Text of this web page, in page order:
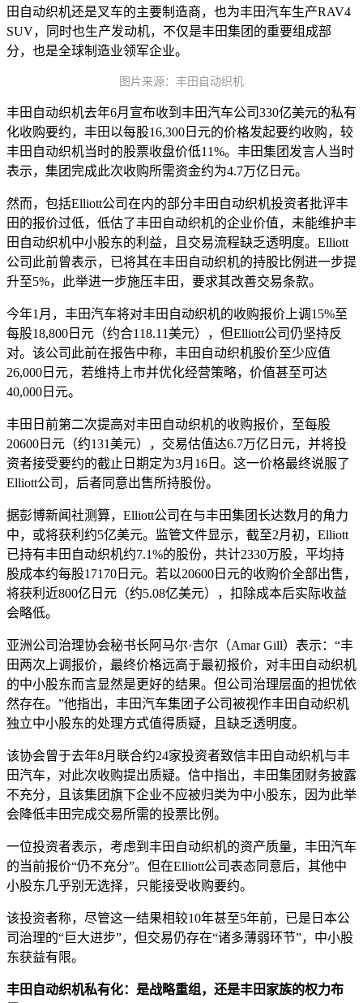
田自动织机还是叉车的主要制造商，也为丰田汽车生产RAV4
SUV，同时也生产发动机，不仅是丰田集团的重要组成部
分，也是全球制造业领军企业。
图片来源：丰田自动织机
丰田自动织机去年6月宣布收到丰田汽车公司330亿美元的私有
化收购要约，丰田以每股16,300日元的价格发起要约收购，较
丰田自动织机当时的股票收盘价低11%。丰田集团发言人当时
表示，集团完成此次收购所需资金约为4.7万亿日元。
然而，包括Elliott公司在内的部分丰田自动织机投资者批评丰
田的报价过低，低估了丰田自动织机的企业价值，未能维护丰
田自动织机中小股东的利益，且交易流程缺乏透明度。Elliott
公司此前曾表示，已将其在丰田自动织机的持股比例进一步提
升至5%，此举进一步施压丰田，要求其改善交易条款。
今年1月，丰田汽车将对丰田自动织机的收购报价上调15%至
每股18,800日元（约合118.11美元），但Elliott公司仍坚持反
对。该公司此前在报告中称，丰田自动织机股价至少应值
26,000日元，若维持上市并优化经营策略，价值甚至可达
40,000日元。
丰田日前第二次提高对丰田自动织机的收购报价，至每股
20600日元（约131美元），交易估值达6.7万亿日元，并将投
资者接受要约的截止日期定为3月16日。这一价格最终说服了
Elliott公司，后者同意出售所持股份。
据彭博新闻社测算，Elliott公司在与丰田集团长达数月的角力
中，或将获利约5亿美元。监管文件显示，截至2月初，Elliott
已持有丰田自动织机约7.1%的股份，共计2330万股，平均持
股成本约每股17170日元。若以20600日元的收购价全部出售，
将获利近800亿日元（约5.08亿美元），扣除成本后实际收益
会略低。
亚洲公司治理协会秘书长阿马尔·吉尔（Amar Gill）表示：“丰
田两次上调报价，最终价格远高于最初报价，对丰田自动织机
的中小股东而言显然是更好的结果。但公司治理层面的担忧依
然存在。”他指出，丰田汽车集团子公司被视作丰田自动织机
独立中小股东的处理方式值得质疑，且缺乏透明度。
该协会曾于去年8月联合约24家投资者致信丰田自动织机与丰
田汽车，对此次收购提出质疑。信中指出，丰田集团财务披露
不充分，且该集团旗下企业不应被归类为中小股东，因为此举
会降低丰田完成交易所需的投票比例。
一位投资者表示，考虑到丰田自动织机的资产质量，丰田汽车
的当前报价“仍不充分”。但在Elliott公司表态同意后，其他中
小股东几乎别无选择，只能接受收购要约。
该投资者称，尽管这一结果相较10年甚至5年前，已是日本公
司治理的“巨大进步”，但交易仍存在“诸多薄弱环节”，中小股
东获益有限。
丰田自动织机私有化：是战略重组，还是丰田家族的权力布